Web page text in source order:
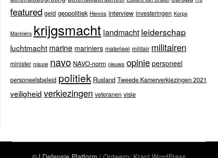
featured geld geopolitiek Hennis interview investeringen Korps
Mariniers krijgsmacht landmacht leiderschap
luchtmacht marine mariniers materieel militair militairen
minister missie navo NAVO-norm nieuws opinie personeel
personeelsbeleid politiek Rusland Tweede Kamerverkiezingen 2021
veiligheid verkiezingen veteranen visie